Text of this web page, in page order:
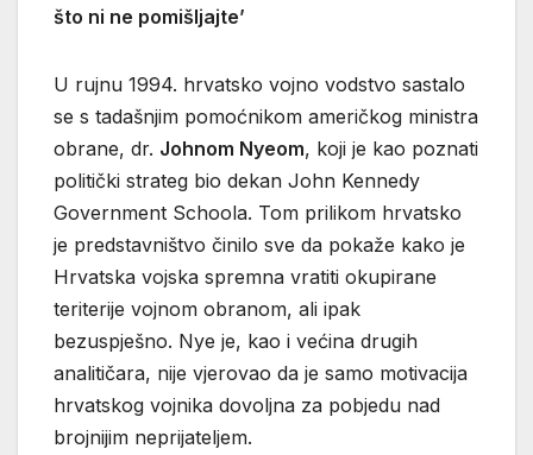
što ni ne pomišljajte’
U rujnu 1994. hrvatsko vojno vodstvo sastalo
se s tadašnjim pomoćnikom američkog ministra
obrane, dr. Johnom Nyeom, koji je kao poznati
politički strateg bio dekan John Kennedy
Government Schoola. Tom prilikom hrvatsko
je predstavništvo činilo sve da pokaže kako je
Hrvatska vojska spremna vratiti okupirane
teriterije vojnom obranom, ali ipak
bezuspješno. Nye je, kao i većina drugih
analitičara, nije vjerovao da je samo motivacija
hrvatskog vojnika dovoljna za pobjedu nad
brojnijim neprijateljem.